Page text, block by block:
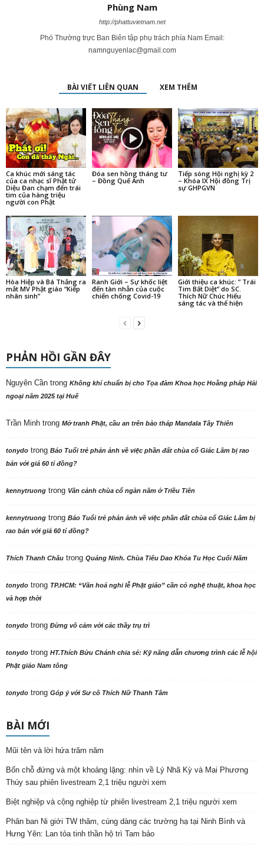
Phùng Nam
http://phattuvietnam.net
Phó Thường trực Ban Biên tập phụ trách phía Nam Email:
namnguyenlac@gmail.com
BÀI VIẾT LIÊN QUAN XEM THÊM
Ca khúc mới sáng tác
của ca nhạc sĩ Phật tử
Diệu Đan chạm đến trái
tim của hàng triệu
người con Phật
Đóa sen hồng tháng tư
– Đồng Quế Anh
Tiếp sóng Hội nghị kỳ 2
– Khóa IX Hội đồng Trị
sự GHPGVN
Hòa Hiệp và Bá Thắng ra
mắt MV Phật giáo “Kiếp
nhân sinh”
Ranh Giới – Sự khốc liệt
đến tàn nhẫn của cuộc
chiến chống Covid-19
Giới thiệu ca khúc: ” Trái
Tim Bất Diệt” do SC.
Thích Nữ Chúc Hiếu
sáng tác và thể hiện
PHẢN HỒI GẦN ĐÂY
Nguyên Cần trong Không khí chuẩn bị cho Tọa đàm Khoa học Hoằng pháp Hải
ngoại năm 2025 tại Huế
Trần Minh trong Mở tranh Phật, cầu an trên bảo tháp Mandala Tây Thiên
tonydo trong Báo Tuổi trẻ phản ảnh về việc phần đất chùa cổ Giác Lâm bị rao
bán với giá 60 tỉ đồng?
kennytruong trong Vãn cảnh chùa cổ ngàn năm ở Triều Tiên
kennytruong trong Báo Tuổi trẻ phản ảnh về việc phần đất chùa cổ Giác Lâm bị
rao bán với giá 60 tỉ đồng?
Thích Thanh Châu trong Quảng Ninh. Chùa Tiêu Dao Khóa Tu Học Cuối Năm
tonydo trong TP.HCM: “Văn hoá nghi lễ Phật giáo” cần có nghệ thuật, khoa học
và hợp thời
tonydo trong Đừng vô cảm với các thầy trụ trì
tonydo trong HT.Thích Bửu Chánh chia sẻ: Kỹ năng dẫn chương trình các lễ hội
Phật giáo Nam tông
tonydo trong Góp ý với Sư cô Thích Nữ Thanh Tâm
BÀI MỚI
Mũi tên và lời hứa trăm năm
Bốn chỗ đứng và một khoảng lặng: nhìn về Lý Nhã Kỳ và Mai Phương
Thúy sau phiên livestream 2,1 triệu người xem
Biệt nghiệp và cộng nghiệp từ phiên livestream 2,1 triệu người xem
Phân ban Ni giới TW thăm, cúng dàng các trường hạ tại Ninh Bình và
Hưng Yên: Lan tỏa tinh thần hộ trì Tam bảo